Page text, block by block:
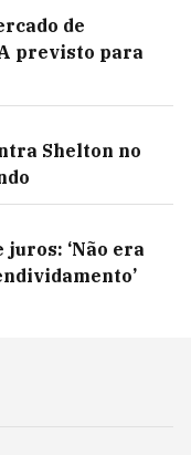
de
previsto para
Shelton no
juros: ‘Não era